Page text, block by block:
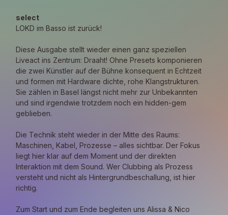
select
LOKD im Basso ist zurück!
Diese Ausgabe stellt wieder einen ganz speziellen
Liveact ins Zentrum: Draaht! Ohne Presets komponieren
die zwei Künstler auf der Bühne konsequent in Echtzeit
und formen mit Hardware dichte, rohe Klangstrukturen.
Sie zählen in Basel längst nicht mehr zur Unbekannten
und sind irgendwie trotzdem noch ein hidden-gem
geblieben.
Die Technik steht wieder in der Mitte des Raums:
Maschinen, Kabel, Prozesse – alles sichtbar. Der Fokus
liegt hier klar auf dem Moment und der direkten
Interaktion mit dem Sound. Wer Clubbing als Prozess
versteht und nicht als Hintergrundbeschallung, ist hier
richtig.
Zum Start und zum Ende begleiten uns Alissa & Nico